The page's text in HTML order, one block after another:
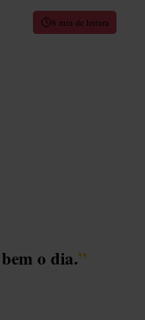
8 min de leitura
o dia.”